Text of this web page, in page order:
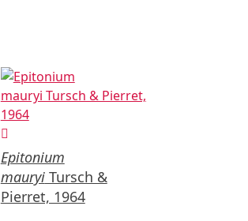
Epitonium
mauryiTursch &
Pierret, 1964